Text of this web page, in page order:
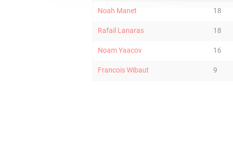
Noah Manet 18
Rafail Lanaras 18
Noam Yaacov 16
Francois Wibaut 9